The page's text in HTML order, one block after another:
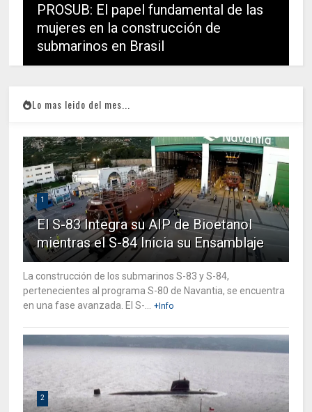
PROSUB: El papel fundamental de las
mujeres en la construcción de
submarinos en Brasil
Lo mas leido del mes...
1
El S-83 Integra su AIP de Bioetanol
mientras el S-84 Inicia su Ensamblaje
La construcción de los submarinos S-83 y S-84,
pertenecientes al programa S-80 de Navantia, se encuentra
en una fase avanzada. El S-...
+Info
2